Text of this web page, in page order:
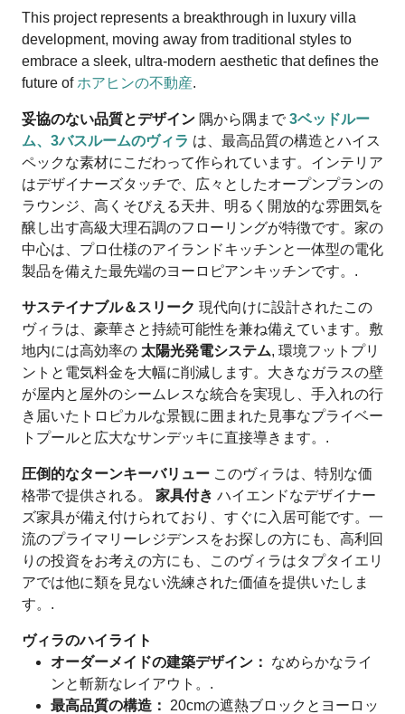
This project represents a breakthrough in luxury villa
development, moving away from traditional styles to
embrace a sleek, ultra-modern aesthetic that defines the
future of ホアヒンの不動産.
妥協のない品質とデザイン 隅から隅まで 3ベッドルー
ム、3バスルームのヴィラ は、最高品質の構造とハイス
ペックな素材にこだわって作られています。インテリア
はデザイナーズタッチで、広々としたオープンプランの
ラウンジ、高くそびえる天井、明るく開放的な雰囲気を
醸し出す高級大理石調のフローリングが特徴です。家の
中心は、プロ仕様のアイランドキッチンと一体型の電化
製品を備えた最先端のヨーロピアンキッチンです。.
サステイナブル＆スリーク 現代向けに設計されたこの
ヴィラは、豪華さと持続可能性を兼ね備えています。敷
地内には高効率の 太陽光発電システム, 環境フットプリ
ントと電気料金を大幅に削減します。大きなガラスの壁
が屋内と屋外のシームレスな統合を実現し、手入れの行
き届いたトロピカルな景観に囲まれた見事なプライベー
トプールと広大なサンデッキに直接導きます。.
圧倒的なターンキーバリュー このヴィラは、特別な価
格帯で提供される。 家具付き ハイエンドなデザイナー
ズ家具が備え付けられており、すぐに入居可能です。一
流のプライマリーレジデンスをお探しの方にも、高利回
りの投資をお考えの方にも、このヴィラはタプタイエリ
アでは他に類を見ない洗練された価値を提供いたしま
す。.
ヴィラのハイライト
オーダーメイドの建築デザイン：
なめらかなライ
ンと斬新なレイアウト。.
最高品質の構造： 20cmの遮熱ブロックとヨーロッ